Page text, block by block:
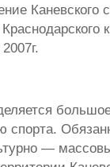
Каневского
спорта.
—